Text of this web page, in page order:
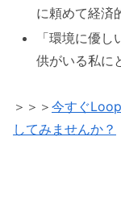
に頼めて経済
「環境に優
供がいる私に
＞＞＞ 今すぐ
してみませんか？